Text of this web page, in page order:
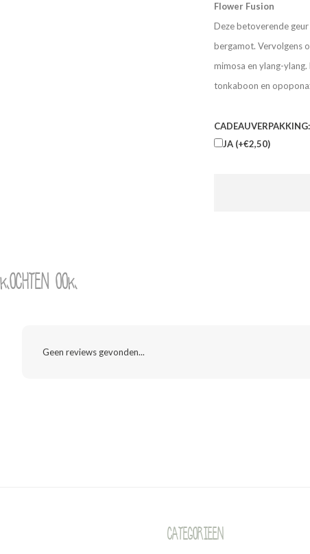
Flower Fusion
Deze betoverende
bergamot. Vervolgens
mimosa en ylang-
tonkaboon en
CADEAUVERPAKKING:
JA (+€2,50)
ook
Geen reviews gevonden...
Categorieen